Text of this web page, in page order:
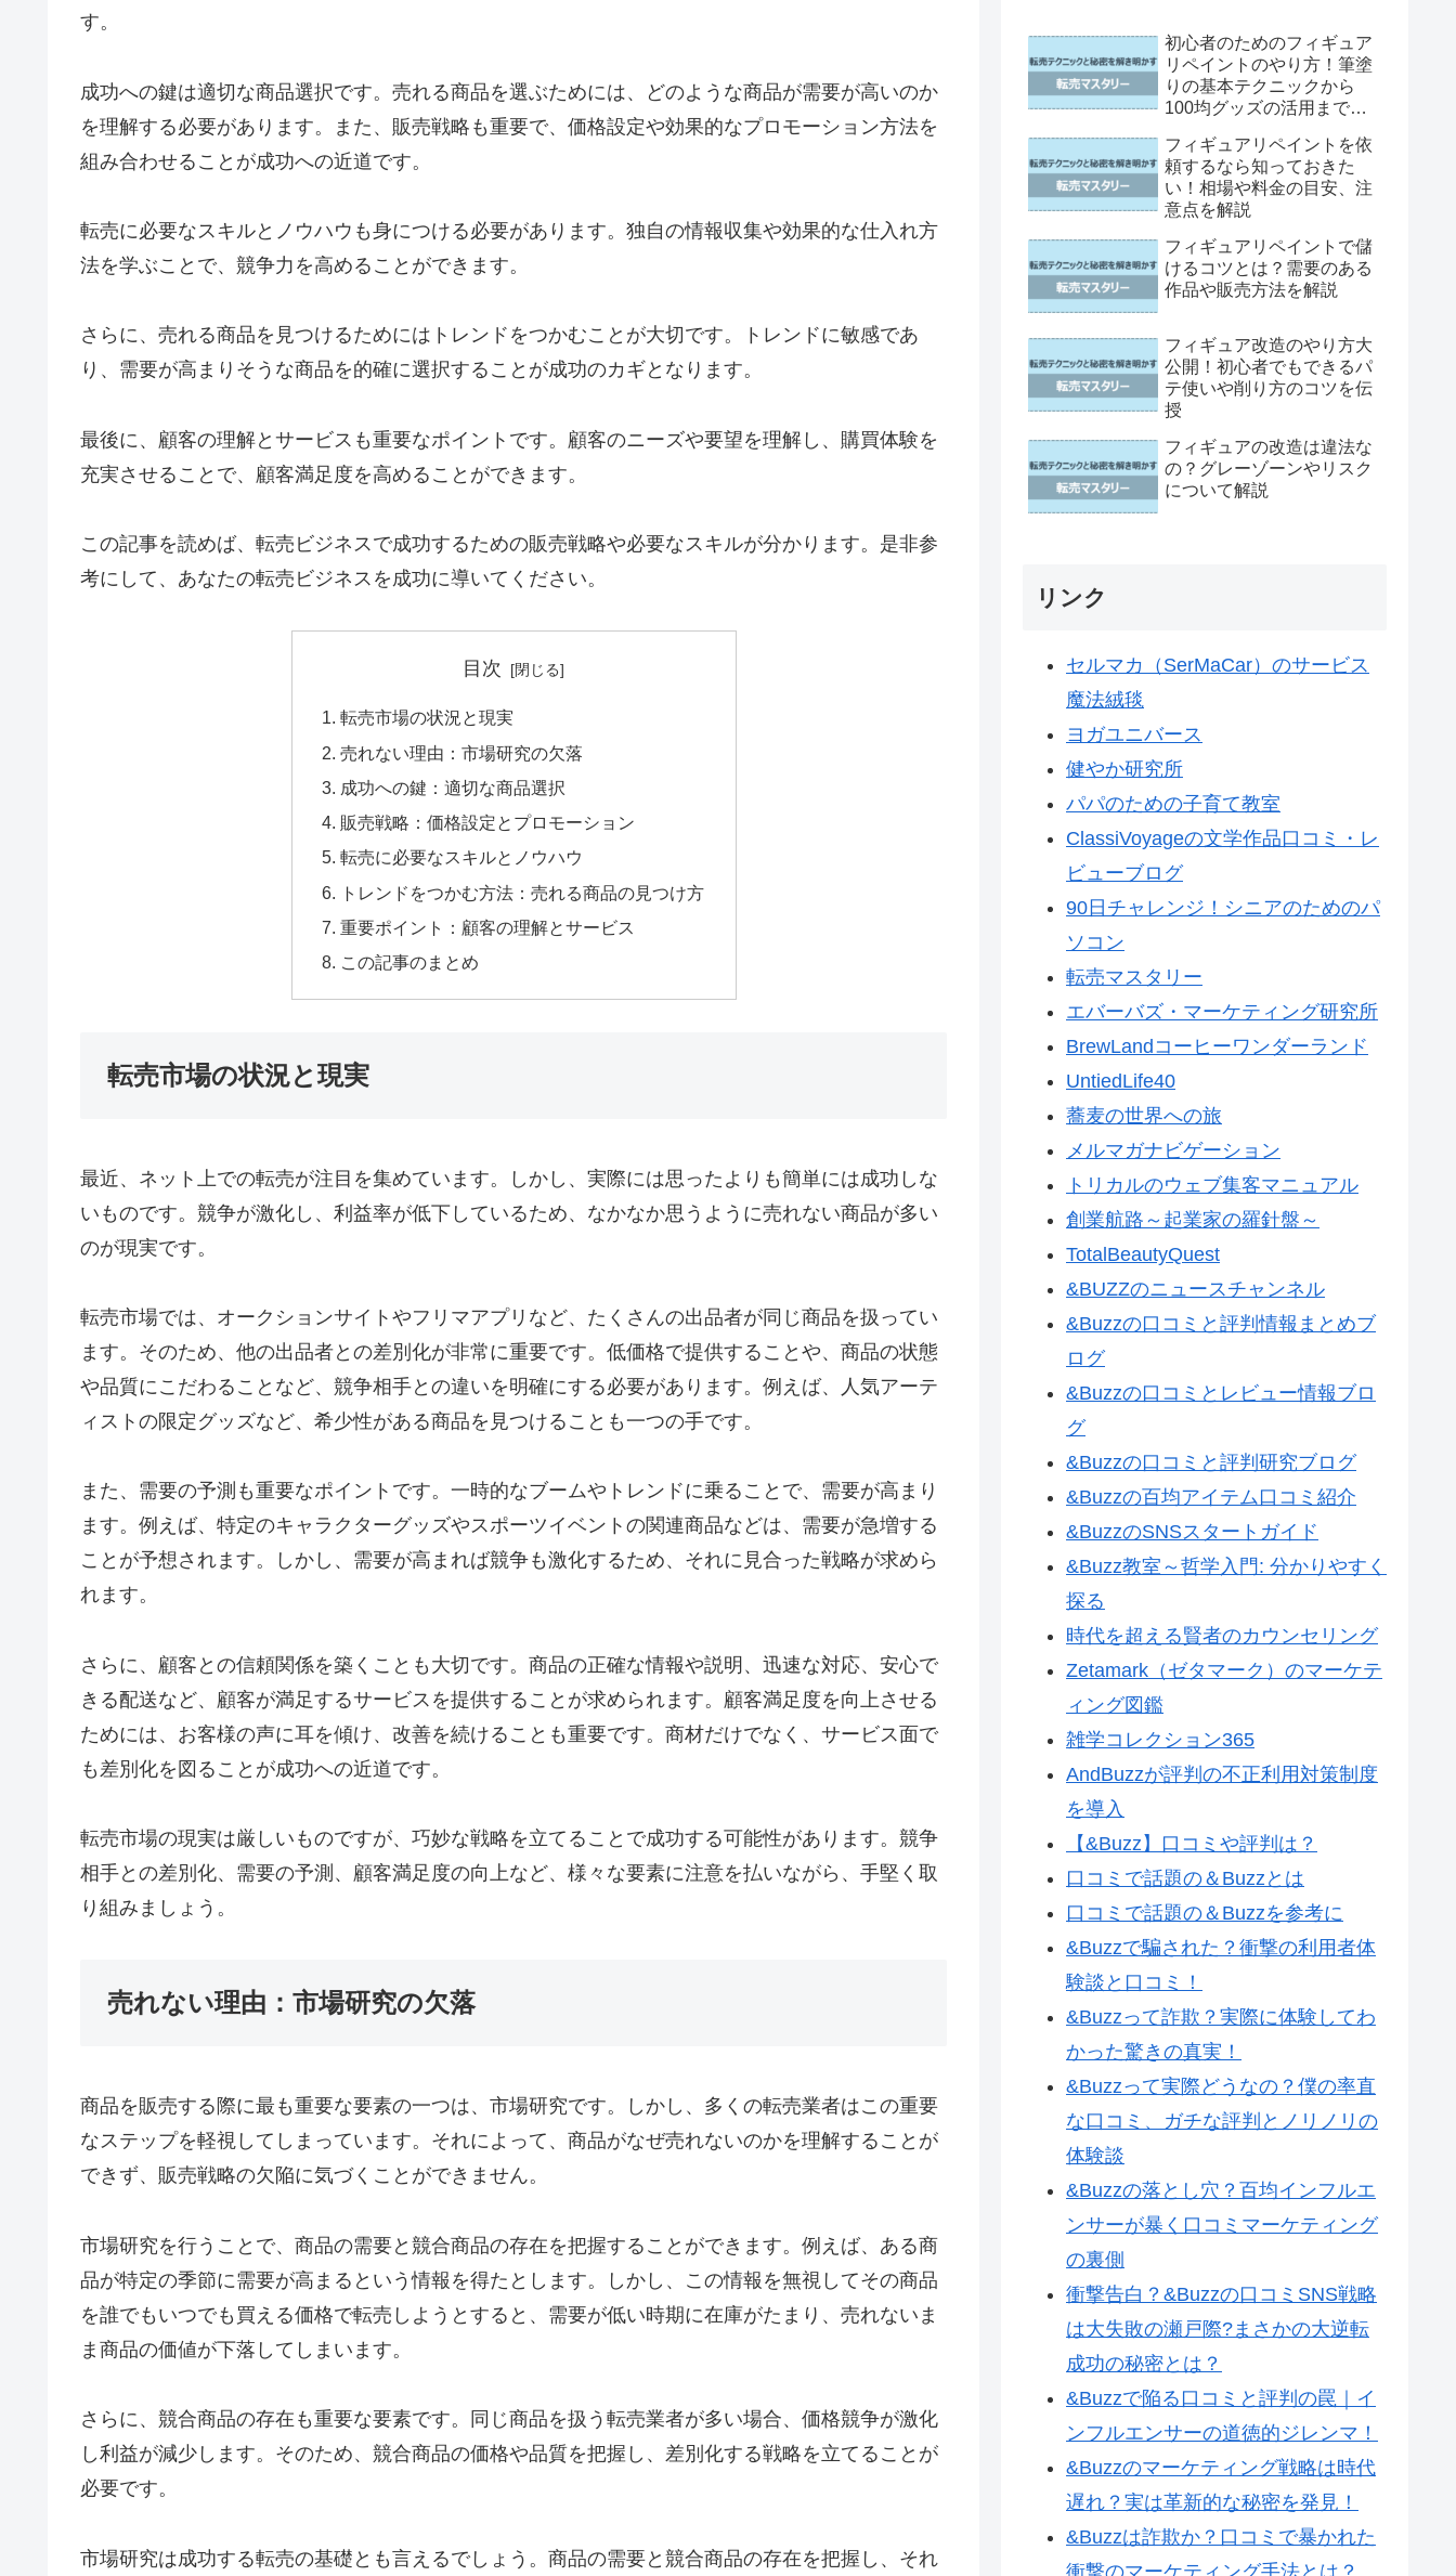
す。
成功への鍵は適切な商品選択です。売れる商品を選ぶためには、どのような商品が需要が高いのか
を理解する必要があります。また、販売戦略も重要で、価格設定や効果的なプロモーション方法を
組み合わせることが成功への近道です。
転売に必要なスキルとノウハウも身につける必要があります。独自の情報収集や効果的な仕入れ方
法を学ぶことで、競争力を高めることができます。
さらに、売れる商品を見つけるためにはトレンドをつかむことが大切です。トレンドに敏感であ
り、需要が高まりそうな商品を的確に選択することが成功のカギとなります。
最後に、顧客の理解とサービスも重要なポイントです。顧客のニーズや要望を理解し、購買体験を
充実させることで、顧客満足度を高めることができます。
この記事を読めば、転売ビジネスで成功するための販売戦略や必要なスキルが分かります。是非参
考にして、あなたの転売ビジネスを成功に導いてください。
目次
転売市場の状況と現実
売れない理由：市場研究の欠落
成功への鍵：適切な商品選択
販売戦略：価格設定とプロモーション
転売に必要なスキルとノウハウ
トレンドをつかむ方法：売れる商品の見つけ方
重要ポイント：顧客の理解とサービス
この記事のまとめ
転売市場の状況と現実
最近、ネット上での転売が注目を集めています。しかし、実際には思ったよりも簡単には成功しな
いものです。競争が激化し、利益率が低下しているため、なかなか思うように売れない商品が多い
のが現実です。
転売市場では、オークションサイトやフリマアプリなど、たくさんの出品者が同じ商品を扱ってい
ます。そのため、他の出品者との差別化が非常に重要です。低価格で提供することや、商品の状態
や品質にこだわることなど、競争相手との違いを明確にする必要があります。例えば、人気アーテ
ィストの限定グッズなど、希少性がある商品を見つけることも一つの手です。
また、需要の予測も重要なポイントです。一時的なブームやトレンドに乗ることで、需要が高まり
ます。例えば、特定のキャラクターグッズやスポーツイベントの関連商品などは、需要が急増する
ことが予想されます。しかし、需要が高まれば競争も激化するため、それに見合った戦略が求めら
れます。
さらに、顧客との信頼関係を築くことも大切です。商品の正確な情報や説明、迅速な対応、安心で
きる配送など、顧客が満足するサービスを提供することが求められます。顧客満足度を向上させる
ためには、お客様の声に耳を傾け、改善を続けることも重要です。商材だけでなく、サービス面で
も差別化を図ることが成功への近道です。
転売市場の現実は厳しいものですが、巧妙な戦略を立てることで成功する可能性があります。競争
相手との差別化、需要の予測、顧客満足度の向上など、様々な要素に注意を払いながら、手堅く取
り組みましょう。
売れない理由：市場研究の欠落
商品を販売する際に最も重要な要素の一つは、市場研究です。しかし、多くの転売業者はこの重要
なステップを軽視してしまっています。それによって、商品がなぜ売れないのかを理解することが
できず、販売戦略の欠陥に気づくことができません。
市場研究を行うことで、商品の需要と競合商品の存在を把握することができます。例えば、ある商
品が特定の季節に需要が高まるという情報を得たとします。しかし、この情報を無視してその商品
を誰でもいつでも買える価格で転売しようとすると、需要が低い時期に在庫がたまり、売れないま
ま商品の価値が下落してしまいます。
さらに、競合商品の存在も重要な要素です。同じ商品を扱う転売業者が多い場合、価格競争が激化
し利益が減少します。そのため、競合商品の価格や品質を把握し、差別化する戦略を立てることが
必要です。
市場研究は成功する転売の基礎とも言えるでしょう。商品の需要と競合商品の存在を把握し、それ
初心者のためのフィギュア
リペイントのやり方！筆塗
りの基本テクニックから
100均グッズの活用まで徹
フィギュアリペイントを依
頼するなら知っておきた
い！相場や料金の目安、注
意点を解説
フィギュアリペイントで儲
けるコツとは？需要のある
作品や販売方法を解説
フィギュア改造のやり方大
公開！初心者でもできるパ
テ使いや削り方のコツを伝
授
フィギュアの改造は違法な
の？グレーゾーンやリスク
について解説
リンク
セルマカ（SerMaCar）のサービス
魔法絨毯
ヨガユニバース
健やか研究所
パパのための子育て教室
ClassiVoyageの文学作品口コミ・レ
ビューブログ
90日チャレンジ！シニアのためのパ
ソコン
転売マスタリー
エバーバズ・マーケティング研究所
BrewLandコーヒーワンダーランド
UntiedLife40
蕎麦の世界への旅
メルマガナビゲーション
トリカルのウェブ集客マニュアル
創業航路～起業家の羅針盤～
TotalBeautyQuest
&BUZZのニュースチャンネル
&Buzzの口コミと評判情報まとめブ
ログ
&Buzzの口コミとレビュー情報ブロ
グ
&Buzzの口コミと評判研究ブログ
&Buzzの百均アイテム口コミ紹介
&BuzzのSNSスタートガイド
&Buzz教室～哲学入門: 分かりやすく
探る
時代を超える賢者のカウンセリング
Zetamark（ゼタマーク）のマーケテ
ィング図鑑
雑学コレクション365
AndBuzzが評判の不正利用対策制度
を導入
【&Buzz】口コミや評判は？
口コミで話題の＆Buzzとは
口コミで話題の＆Buzzを参考に
&Buzzで騙された？衝撃の利用者体
験談と口コミ！
&Buzzって詐欺？実際に体験してわ
かった驚きの真実！
&Buzzって実際どうなの？僕の率直
な口コミ、ガチな評判とノリノリの
体験談
&Buzzの落とし穴？百均インフルエ
ンサーが暴く口コミマーケティング
の裏側
衝撃告白？&Buzzの口コミSNS戦略
は大失敗の瀬戸際?まさかの大逆転
成功の秘密とは？
&Buzzで陥る口コミと評判の罠｜イ
ンフルエンサーの道徳的ジレンマ！
&Buzzのマーケティング戦略は時代
遅れ？実は革新的な秘密を発見！
&Buzzは詐欺か？口コミで暴かれた